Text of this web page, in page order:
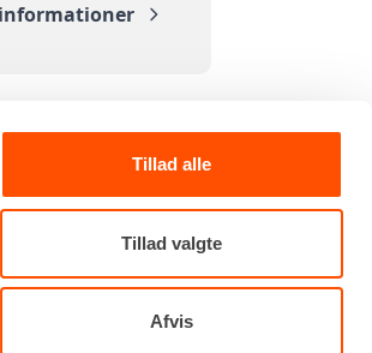
Tillad alle
Tillad valgte
Afvis
TILMELD NYHEDSBREV
nyheder, invitationer, tips og tricks m.m.